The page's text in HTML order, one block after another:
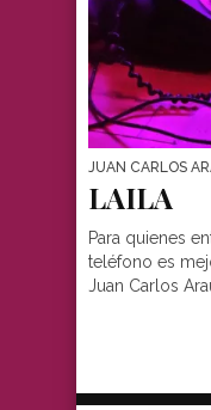
JUAN CARLOS
LAILA
Para quienes
teléfono es
Juan Carlos